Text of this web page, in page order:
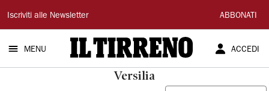
Il
Tirreno
Iscriviti alle Newsletter ABBONATI
MENU ACCEDI
Versilia